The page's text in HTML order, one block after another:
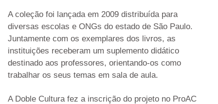
A coleção foi lançada em 2009 distribuída para
diversas escolas e ONGs do estado de São Paulo.
Juntamente com os exemplares dos livros, as
instituições receberam um suplemento didático
destinado aos professores, orientando-os como
trabalhar os seus temas em sala de aula.
A Doble Cultura fez a inscrição do projeto no ProAC